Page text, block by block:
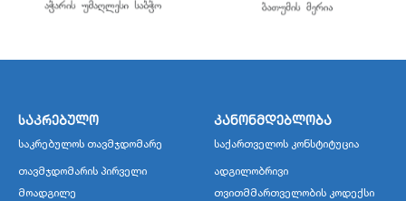
საკრებულო
საკრებულოს თავმჯდომარე
თავმჯდომარის პირველი
მოადგილე
კანონმდებლობა
საქართველოს კონსტიტუცია
ადგილობრივი
თვითმმართველობის კოდექსი